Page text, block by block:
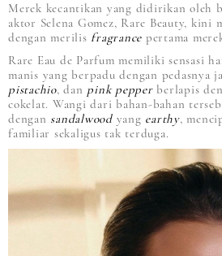
Merek kecantikan yang didirikan oleh
aktor Selena Gomez, Rare Beauty, kini
dengan merilisfragrance pertama
Rare Eau de Parfum memiliki sensasi
manis yang berpadu dengan pedasnya
pistachio, dan pink pepperberlapis
cokelat. Wangi dari bahan-bahan
dengan sandalwoodyang earthy,
familiar sekaligus tak terduga.